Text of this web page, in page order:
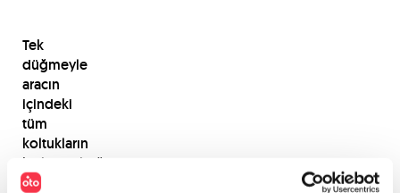
Tek
düğmeyle
aracın
içindeki
tüm
koltukların
katlanabildiği
modellerde